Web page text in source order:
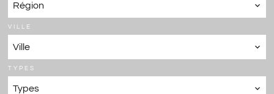
Région
VILLE
Ville
TYPES
Types